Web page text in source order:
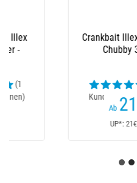
Crankbait Illex
(31
Kundenrezensionen)